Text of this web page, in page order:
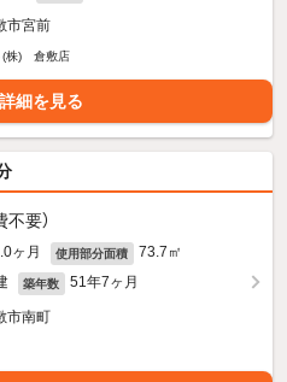
市宮前
(株) 倉敷店
細を見る
不要）
ヶ月 使用部分面積 73.7㎡
築年数 51年7ヶ月
市南町